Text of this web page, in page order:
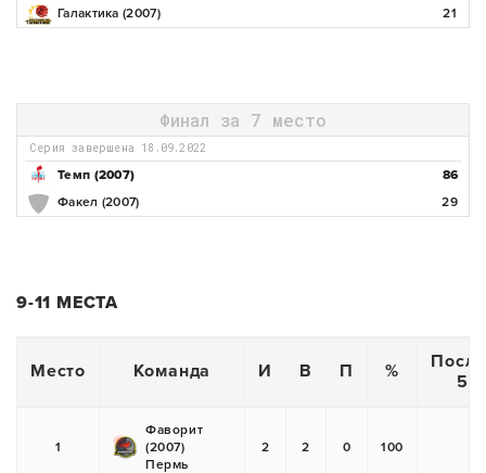
Галактика (2007)
21
Финал за 7 место
Серия завершена 18.09.2022
Темп (2007)
86
Факел (2007)
29
9-11 МЕСТА
Место Команда И В П %
5
1
Фаворит
(2007)
Пермь
2 2 0 100